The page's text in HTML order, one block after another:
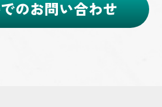
のお問い合わせ